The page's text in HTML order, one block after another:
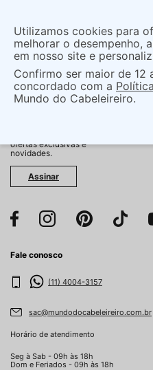
As ofertas e
acordo com a
O que você procura?
ofertas exclusivas e
novidades.
Assinar
Fale conosco
(11) 4004-3157
sac@mundodocabeleireiro.com.br
Horário de atendimento
Seg à Sab - 09h às 18h
Dom e Feriados - 09h às 18h
Utilizamos cookies para
melhorar o desempenho,
em nosso site e
Confirmo ser maior de 12
concordado com a
Mundo do Cabeleireiro.